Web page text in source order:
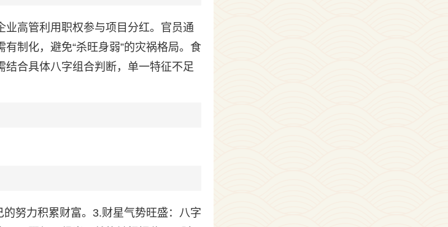
高管利用职权参与项目分红。官员通
制化，避免“杀旺身弱”的灾祸格局。食
合具体八字组合判断，单一特征不足
努力积累财富。3.财星气势旺盛：八字